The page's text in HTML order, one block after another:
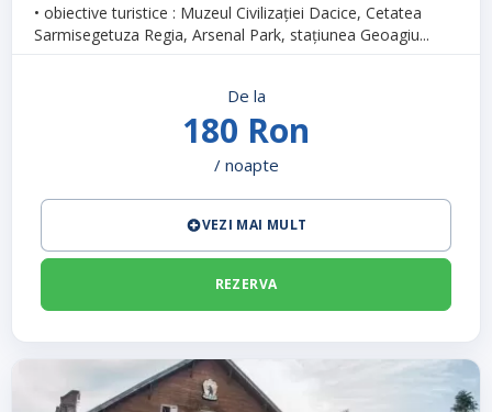
• obiective turistice : Muzeul Civilizației Dacice, Cetatea
Sarmisegetuza Regia, Arsenal Park, stațiunea Geoagiu...
De la
180 Ron
/ noapte
VEZI MAI MULT
REZERVA